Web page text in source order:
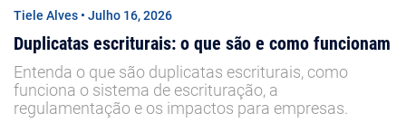
Tiele Alves • Julho 16, 2026
Duplicatas escriturais: o que são e como funcionam
Entenda o que são duplicatas escriturais, como
funciona o sistema de escrituração, a
regulamentação e os impactos para empresas.